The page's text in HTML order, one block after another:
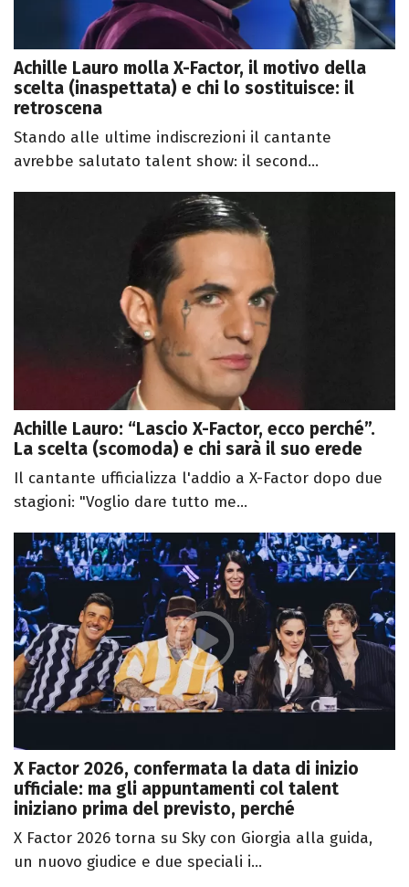
Achille Lauro molla X-Factor, il motivo della
scelta (inaspettata) e chi lo sostituisce: il
retroscena
Stando alle ultime indiscrezioni il cantante
avrebbe salutato talent show: il second...
Achille Lauro: “Lascio X-Factor, ecco perché”.
La scelta (scomoda) e chi sarà il suo erede
Il cantante ufficializza l'addio a X-Factor dopo due
stagioni: "Voglio dare tutto me...
X Factor 2026, confermata la data di inizio
ufficiale: ma gli appuntamenti col talent
iniziano prima del previsto, perché
X Factor 2026 torna su Sky con Giorgia alla guida,
un nuovo giudice e due speciali i...